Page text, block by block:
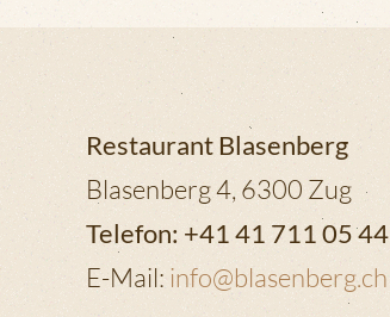
Restaurant Blasenberg
Blasenberg 4, 6300 Zug
Telefon: +41 41 711 05 44
E-Mail: info@blasenberg.ch